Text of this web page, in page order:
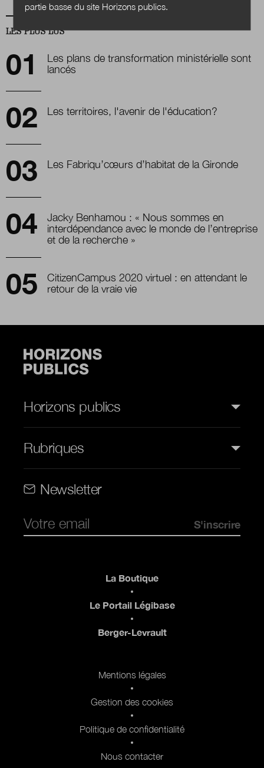
LES PLUS LUS
Les plans de transformation ministérielle sont
lancés
Les territoires, l'avenir de l'éducation?
Les Fabriqu’cœurs d’habitat de la Gironde
Jacky Benhamou : « Nous sommes en
interdépendance avec le monde de l’entreprise
et de la recherche »
CitizenCampus 2020 virtuel : en attendant le
retour de la vraie vie
Horizons publics
Rubriques
Newsletter
La Boutique
Le Portail Légibase
Berger-Levrault
Mentions légales
Gestion des cookies
Politique de confidentialité
Nous contacter
partie basse du site Horizons publics.